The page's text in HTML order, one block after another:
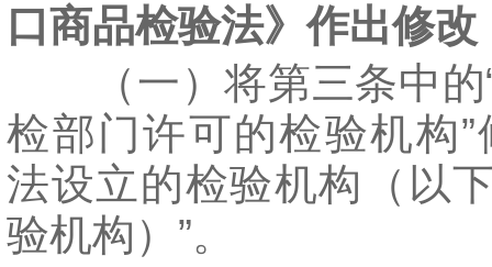
口商品检验法》作出修改
（一）将第三条中的
检部门许可的检验机构”
法设立的检验机构（以
验机构）”。